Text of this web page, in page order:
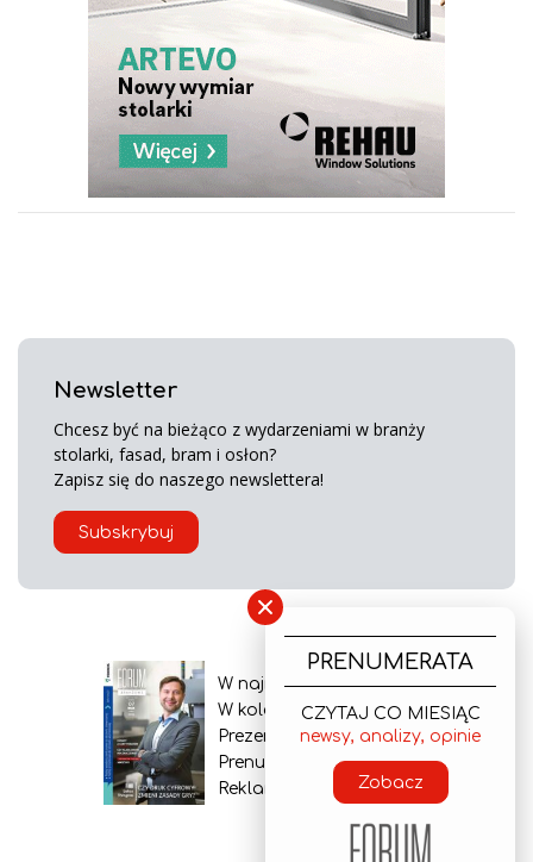
Newsletter
Chcesz być na bieżąco z wydarzeniami w branży
stolarki, fasad, bram i osłon?
Zapisz się do naszego newslettera!
Subskrybuj
W najnowszym wydaniu
W kolejnym numerze
Prezentacja gazety
Prenumerata
Reklama
×
PRENUMERATA
CZYTAJ CO MIESIĄC
newsy, analizy, opinie
Zobacz